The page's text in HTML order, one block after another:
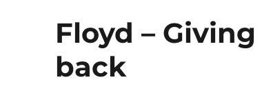
Floyd –
back